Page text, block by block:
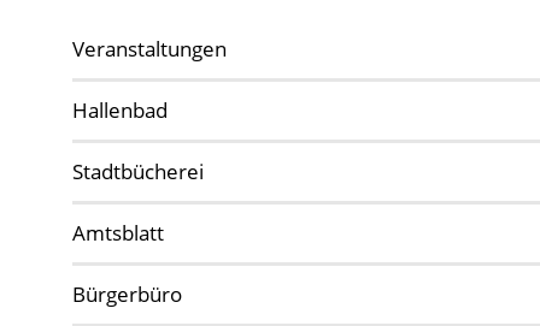
Veranstaltungen
Hallenbad
Stadtbücherei
Amtsblatt
Bürgerbüro